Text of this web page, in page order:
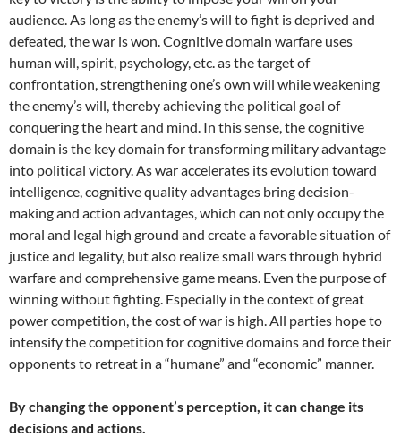
audience. As long as the enemy’s will to fight is deprived and
defeated, the war is won. Cognitive domain warfare uses
human will, spirit, psychology, etc. as the target of
confrontation, strengthening one’s own will while weakening
the enemy’s will, thereby achieving the political goal of
conquering the heart and mind. In this sense, the cognitive
domain is the key domain for transforming military advantage
into political victory. As war accelerates its evolution toward
intelligence, cognitive quality advantages bring decision-
making and action advantages, which can not only occupy the
moral and legal high ground and create a favorable situation of
justice and legality, but also realize small wars through hybrid
warfare and comprehensive game means. Even the purpose of
winning without fighting. Especially in the context of great
power competition, the cost of war is high. All parties hope to
intensify the competition for cognitive domains and force their
opponents to retreat in a “humane” and “economic” manner.
By changing the opponent’s perception, it can change its
decisions and actions.